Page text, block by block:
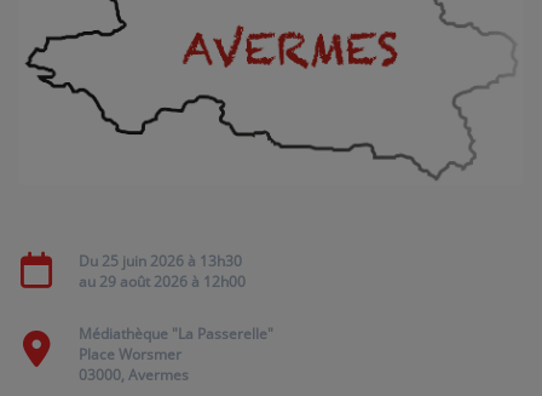
La Radio
EMISSIONS
PODCASTS
Agenda
Du 25 juin 2026 à 13h30
au 29 août 2026 à 12h00
Médiathèque "La Passerelle"
Place Worsmer
03000, Avermes